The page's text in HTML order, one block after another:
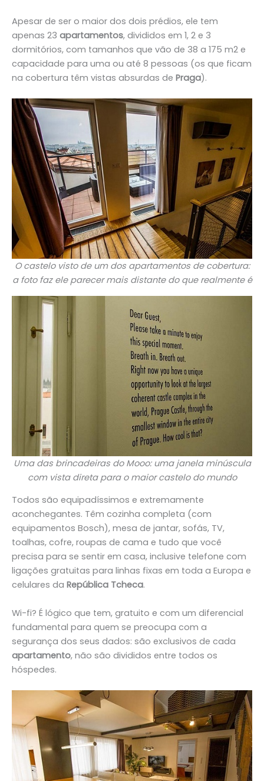
Apesar de ser o maior dos dois prédios, ele tem
apenas 23 apartamentos, divididos em 1, 2 e 3
dormitórios, com tamanhos que vão de 38 a 175 m2 e
capacidade para uma ou até 8 pessoas (os que ficam
na cobertura têm vistas absurdas de Praga).
O castelo visto de um dos apartamentos de cobertura:
a foto faz ele parecer mais distante do que realmente é
Uma das brincadeiras do Mooo: uma janela minúscula
com vista direta para o maior castelo do mundo
Todos são equipadíssimos e extremamente
aconchegantes. Têm cozinha completa (com
equipamentos Bosch), mesa de jantar, sofás, TV,
toalhas, cofre, roupas de cama e tudo que você
precisa para se sentir em casa, inclusive telefone com
ligações gratuitas para linhas fixas em toda a Europa e
celulares da República Tcheca.
Wi-fi? É lógico que tem, gratuito e com um diferencial
fundamental para quem se preocupa com a
segurança dos seus dados: são exclusivos de cada
apartamento, não são divididos entre todos os
hóspedes.